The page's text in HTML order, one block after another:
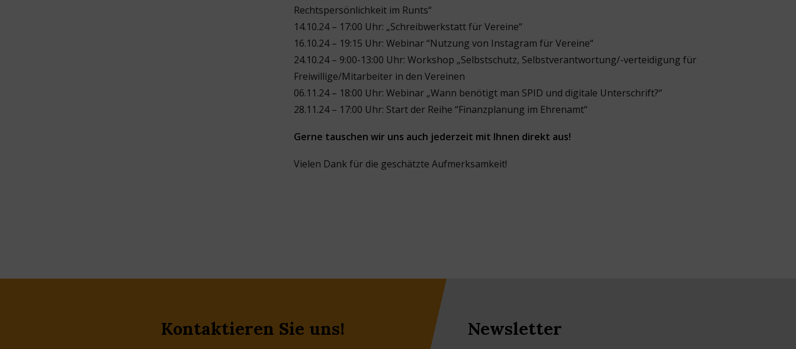
Rechtspersönlichkeit im Runts“
14.10.24 – 17:00 Uhr: „Schreibwerkstatt für Vereine“
16.10.24 – 19:15 Uhr: Webinar “Nutzung von Instagram für Vereine“
24.10.24 – 9:00-13:00 Uhr: Workshop „Selbstschutz, Selbstverantwortung/-verteidigung für
Freiwillige/Mitarbeiter in den Vereinen
06.11.24 – 18:00 Uhr: Webinar „Wann benötigt man SPID und digitale Unterschrift?“
28.11.24 – 17:00 Uhr: Start der Reihe “Finanzplanung im Ehrenamt“
Gerne tauschen wir uns auch jederzeit mit Ihnen direkt aus!
Vielen Dank für die geschätzte Aufmerksamkeit!
Kontaktieren Sie uns! Newsletter